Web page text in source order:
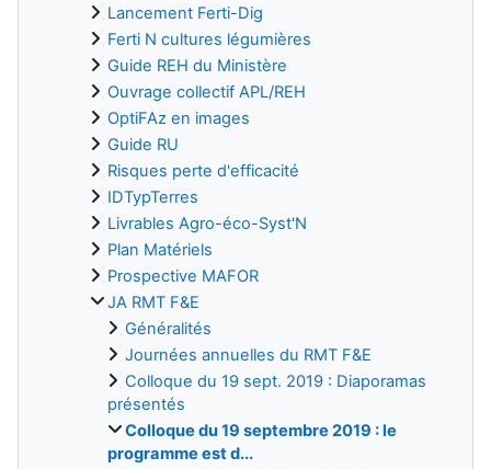
Lancement Ferti-Dig
Ferti N cultures légumières
Guide REH du Ministère
Ouvrage collectif APL/REH
OptiFAz en images
Guide RU
Risques perte d'efficacité
IDTypTerres
Livrables Agro-éco-Syst'N
Plan Matériels
Prospective MAFOR
JA RMT F&E
Généralités
Journées annuelles du RMT F&E
Colloque du 19 sept. 2019 : Diaporamas
présentés
Colloque du 19 septembre 2019 : le
programme est d...